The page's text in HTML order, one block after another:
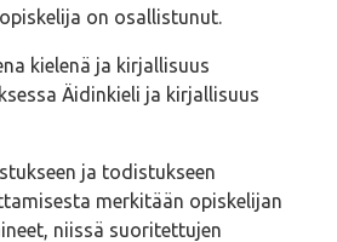
on osallistunut.
kielenä ja kirjallisuus
Äidinkieli ja kirjallisuus
ja todistukseen
merkitään opiskelijan
niissä suoritettujen